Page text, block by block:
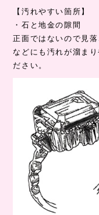
【汚れやすい箇所】
・石と地金の隙間
正面ではないので見
などにも汚れが溜ま
ださい。